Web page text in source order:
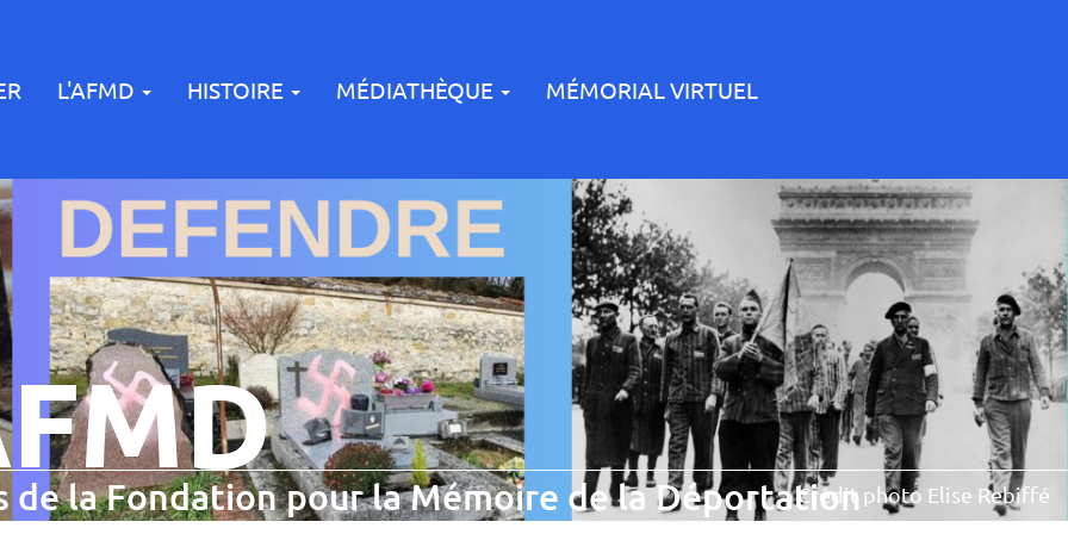
L'AFMD HISTOIRE MÉDIATHÈQUE MÉMORIAL VIRTUEL
Crédit photo Elise Rebiffé
de la Fondation pour la Mémoire de la Déportation